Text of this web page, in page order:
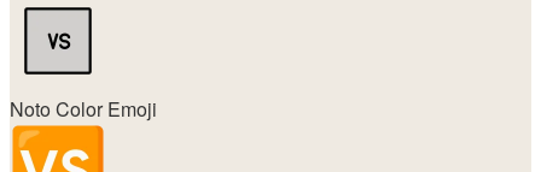
Noto Color Emoji